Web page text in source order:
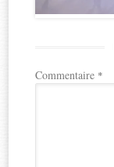
Commentaire *